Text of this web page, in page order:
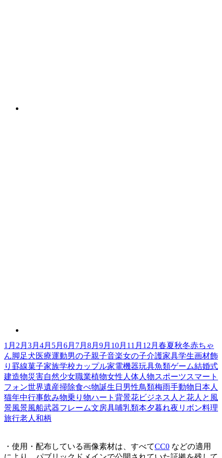
1月 2月 3月 4月 5月 6月 7月 8月 9月 10月 11月 12月 春夏秋冬赤ちゃ
ん脚足犬医療運動男の子親子音楽女の子介護家具学生画材飾
り罫線菓子家族学校カップル家電機器玩具魚類ゲーム結婚式
建造物災害自然少女職業植物女性 人体人物スポーツスマート
フォン世界遺産掃除食べ物誕生日 男性鳥類梅雨手動物 日本人
猫年中行事飲み物乗り物ハート 背景花ビジネス 人と花人と風
景風景風船武器フレーム文房具哺乳類本夕暮れ夜 リボン料理
旅行老人 和柄
・使用・配布している画像素材は、すべてCC0 などの適用